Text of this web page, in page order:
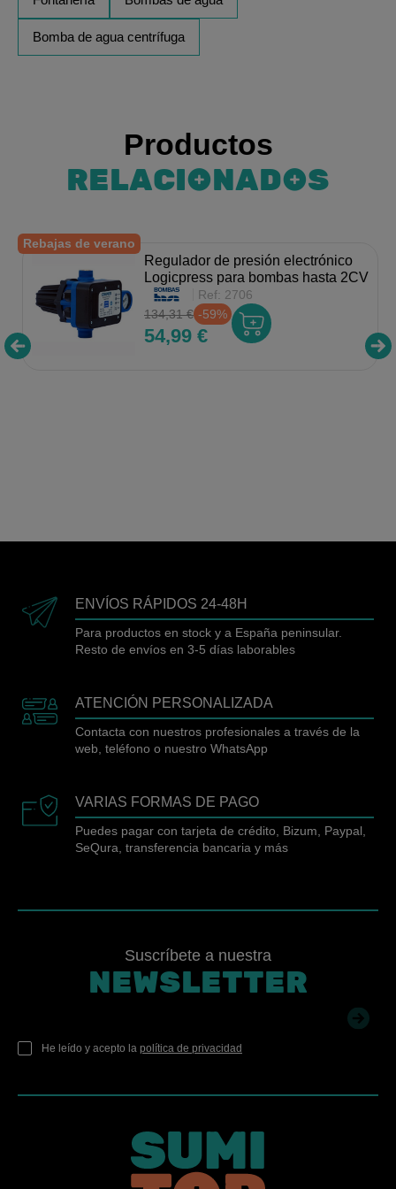
Bomba de agua centrífuga
Productos
RELACIONADOS
Rebajas de verano
Regulador de presión electrónico
Logicpress para bombas hasta 2CV
Ref: 2706
134,31 € -59%
54,99 €
ENVÍOS RÁPIDOS 24-48H
Para productos en stock y a España peninsular.
Resto de envíos en 3-5 días laborables
ATENCIÓN PERSONALIZADA
Contacta con nuestros profesionales a través de la
web, teléfono o nuestro WhatsApp
VARIAS FORMAS DE PAGO
Puedes pagar con tarjeta de crédito, Bizum, Paypal,
SeQura, transferencia bancaria y más
Suscríbete a nuestra
NEWSLETTER
He leído y acepto la política de privacidad